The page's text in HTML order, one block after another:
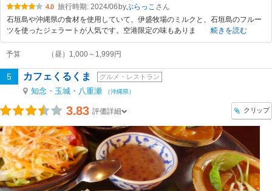
4.0 旅行時期: 2024/06 byぶらっこ
石垣島や沖縄県の食材を使用していて、伊盛牧場のミルクと、石垣島のフルー
ツを使ったジェラートが人気です。空港限定の味もありま
続きを読む
予算 （昼）1,000～1,999円
5 カフェくるくま グルメ・レストラン
知念・玉城・八重瀬 （沖縄県）
3.83 評価詳細 クリップ